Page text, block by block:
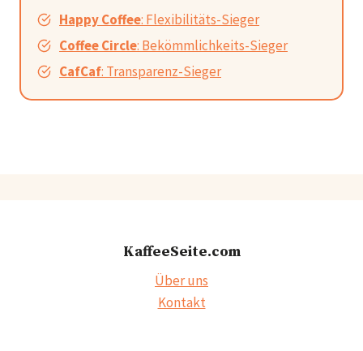
Happy Coffee: Flexibilitäts-Sieger
Coffee Circle: Bekömmlichkeits-Sieger
CafCaf: Transparenz-Sieger
KaffeeSeite.com
Über uns
Kontakt